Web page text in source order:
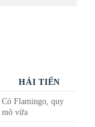
HẢI TIẾN
Có Flamingo, quy
mô vừa